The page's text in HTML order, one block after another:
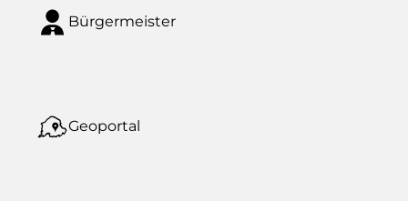
Bürgermeister
Geoportal